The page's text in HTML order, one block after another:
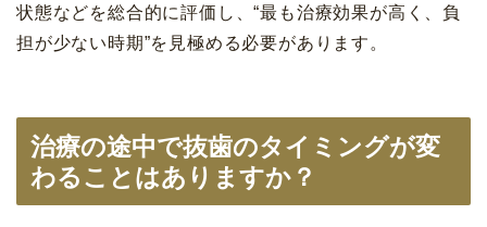
状態などを総合的に評価し、“最も治療効果が高く、負
担が少ない時期”を見極める必要があります。
治療の途中で抜歯のタイミングが変
わることはありますか？